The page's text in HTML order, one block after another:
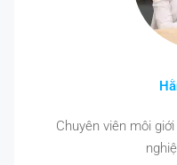
Chuyên viên môi